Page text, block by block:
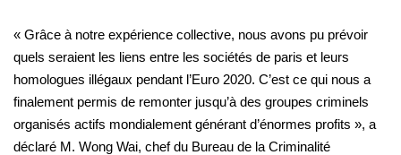
« Grâce à notre expérience collective, nous avons pu prévoir
quels seraient les liens entre les sociétés de paris et leurs
homologues illégaux pendant l’Euro 2020. C’est ce qui nous a
finalement permis de remonter jusqu’à des groupes criminels
organisés actifs mondialement générant d’énormes profits », a
déclaré M. Wong Wai, chef du Bureau de la Criminalité